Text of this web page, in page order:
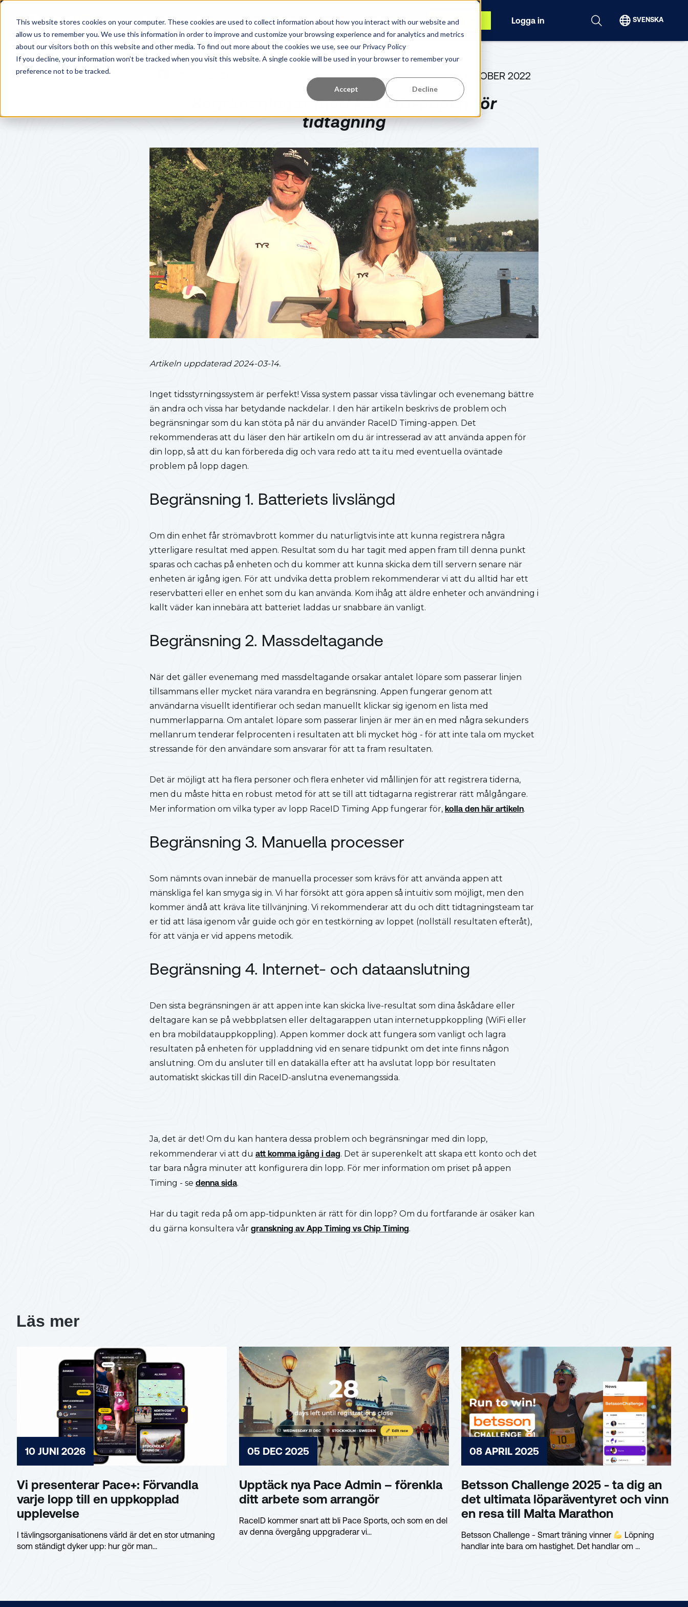
This website stores cookies on your computer. These cookies are used to collect information about how you interact with our website and
allow us to remember you. We use this information in order to improve and customize your browsing experience and for analytics and metrics
about our visitors both on this website and other media. To find out more about the cookies we use, see our Privacy Policy
If you decline, your information won’t be tracked when you visit this website. A single cookie will be used in your browser to remember your
preference not to be tracked.
Accept Decline
Tjänster Priser Learning Center Om oss Referenser Kom igång Logga in SVENSKA
15 OKTOBER 2022
Begränsningar med RaceID-appen för
tidtagning
Artikeln uppdaterad 2024-03-14.
Inget tidsstyrningssystem är perfekt! Vissa system passar vissa tävlingar och evenemang bättre
än andra och vissa har betydande nackdelar. I den här artikeln beskrivs de problem och
begränsningar som du kan stöta på när du använder RaceID Timing-appen. Det
rekommenderas att du läser den här artikeln om du är intresserad av att använda appen för
din lopp, så att du kan förbereda dig och vara redo att ta itu med eventuella oväntade
problem på lopp dagen.
Begränsning 1. Batteriets livslängd
Om din enhet får strömavbrott kommer du naturligtvis inte att kunna registrera några
ytterligare resultat med appen. Resultat som du har tagit med appen fram till denna punkt
sparas och cachas på enheten och du kommer att kunna skicka dem till servern senare när
enheten är igång igen. För att undvika detta problem rekommenderar vi att du alltid har ett
reservbatteri eller en enhet som du kan använda. Kom ihåg att äldre enheter och användning i
kallt väder kan innebära att batteriet laddas ur snabbare än vanligt.
Begränsning 2. Massdeltagande
När det gäller evenemang med massdeltagande orsakar antalet löpare som passerar linjen
tillsammans eller mycket nära varandra en begränsning. Appen fungerar genom att
användarna visuellt identifierar och sedan manuellt klickar sig igenom en lista med
nummerlapparna. Om antalet löpare som passerar linjen är mer än en med några sekunders
mellanrum tenderar felprocenten i resultaten att bli mycket hög - för att inte tala om mycket
stressande för den användare som ansvarar för att ta fram resultaten.
Det är möjligt att ha flera personer och flera enheter vid mållinjen för att registrera tiderna,
men du måste hitta en robust metod för att se till att tidtagarna registrerar rätt målgångare.
Mer information om vilka typer av lopp RaceID Timing App fungerar för, kolla den här artikeln.
Begränsning 3. Manuella processer
Som nämnts ovan innebär de manuella processer som krävs för att använda appen att
mänskliga fel kan smyga sig in. Vi har försökt att göra appen så intuitiv som möjligt, men den
kommer ändå att kräva lite tillvänjning. Vi rekommenderar att du och ditt tidtagningsteam tar
er tid att läsa igenom vår guide och gör en testkörning av loppet (nollställ resultaten efteråt),
för att vänja er vid appens metodik.
Begränsning 4. Internet- och dataanslutning
Den sista begränsningen är att appen inte kan skicka live-resultat som dina åskådare eller
deltagare kan se på webbplatsen eller deltagarappen utan internetuppkoppling (WiFi eller
en bra mobildatauppkoppling). Appen kommer dock att fungera som vanligt och lagra
resultaten på enheten för uppladdning vid en senare tidpunkt om det inte finns någon
anslutning. Om du ansluter till en datakälla efter att ha avslutat lopp bör resultaten
automatiskt skickas till din RaceID-anslutna evenemangssida.
Ja, det är det! Om du kan hantera dessa problem och begränsningar med din lopp,
rekommenderar vi att du att komma igång i dag. Det är superenkelt att skapa ett konto och det
tar bara några minuter att konfigurera din lopp. För mer information om priset på appen
Timing - se denna sida.
Har du tagit reda på om app-tidpunkten är rätt för din lopp? Om du fortfarande är osäker kan
du gärna konsultera vår granskning av App Timing vs Chip Timing.
Läs mer
10 JUNI 2026
Vi presenterar Pace+: Förvandla
varje lopp till en uppkopplad
upplevelse
I tävlingsorganisationens värld är det en stor utmaning
som ständigt dyker upp: hur gör man...
05 DEC 2025
Upptäck nya Pace Admin – förenkla
ditt arbete som arrangör
RaceID kommer snart att bli Pace Sports, och som en del
av denna övergång uppgraderar vi...
08 APRIL 2025
Betsson Challenge 2025 - ta dig an
det ultimata löparäventyret och vinn
en resa till Malta Marathon
Betsson Challenge - Smart träning vinner
Löpning
handlar inte bara om hastighet. Det handlar om ...